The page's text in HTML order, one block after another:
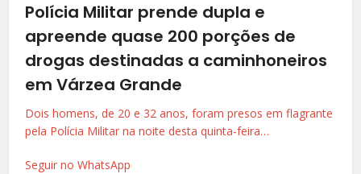
Polícia Militar prende dupla e
apreende quase 200 porções de
drogas destinadas a caminhoneiros
em Várzea Grande
Dois homens, de 20 e 32 anos, foram presos em flagrante
pela Polícia Militar na noite desta quinta-feira…
Seguir no WhatsApp